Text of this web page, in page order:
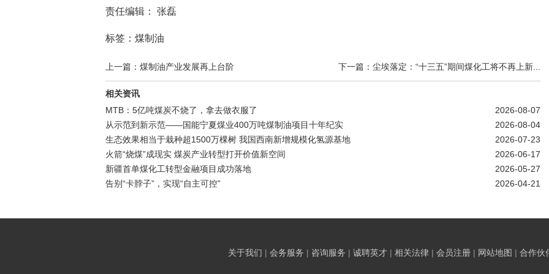
责任编辑： 张磊
标签：煤制油
上一篇：煤制油产业发展再上台阶 下一篇：尘埃落定：“十三五”期间煤化工将不再上新...
相关资讯
2026-08-07
MTB：5亿吨煤炭不烧了，拿去做衣服了
2026-08-04
从示范到新示范——国能宁夏煤业400万吨煤制油项目十年纪实
2026-07-23
生态效果相当于栽种超1500万棵树 我国西南新增规模化氢源基地
2026-06-17
火箭“烧煤”成现实 煤炭产业转型打开价值新空间
2026-05-27
新疆首单煤化工转型金融项目成功落地
2026-04-21
告别“卡脖子”，实现“自主可控”
关于我们 | 会务服务 | 咨询服务 | 诚聘英才 | 相关法律 | 会员注册 | 网站地图 | 合作伙